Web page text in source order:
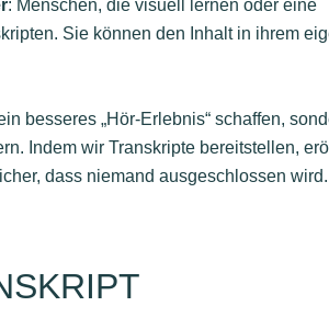
: Menschen, die visuell lernen oder eine
Sie können den Inhalt in ihrem
besseres „Hör-Erlebnis“ schaffen,
Indem wir Transkripte bereitstellen,
dass niemand ausgeschlossen wird.